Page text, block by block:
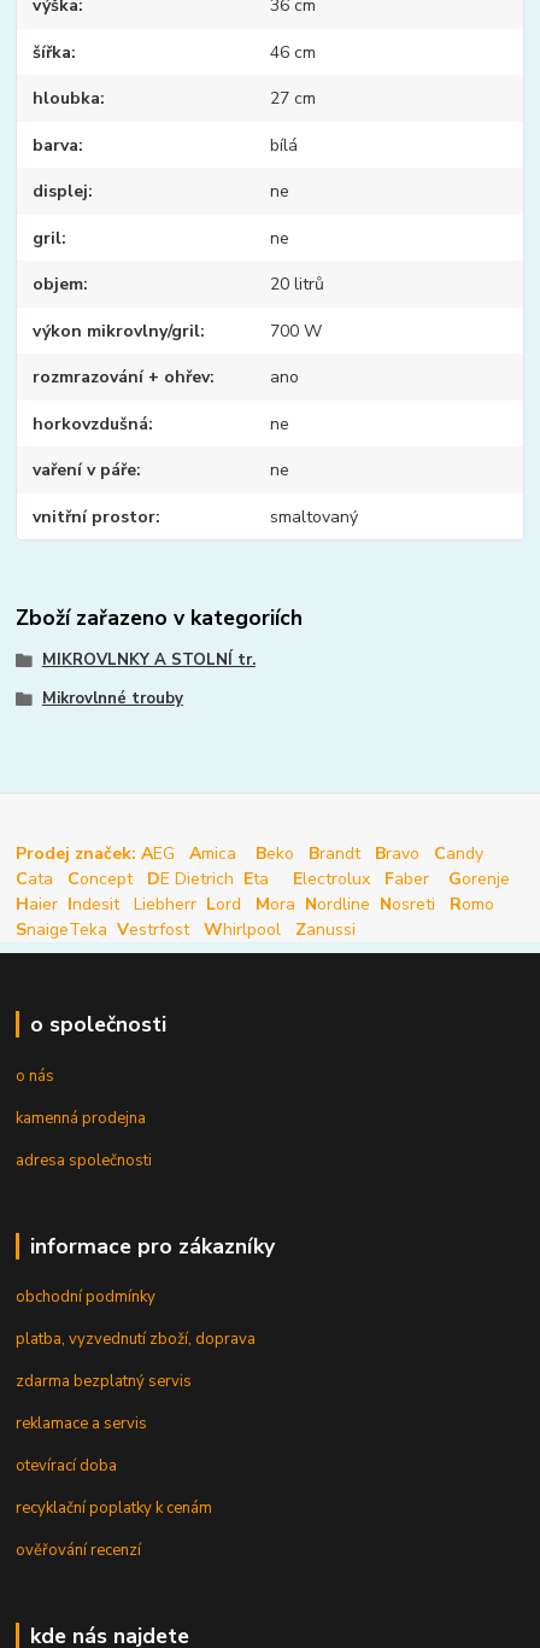
výška 36 cm
šířka 46 cm
hloubka 27 cm
barva bílá
displej ne
gril ne
objem 20 litrů
výkon mikrovlny/gril 700 W
rozmrazování + ohřev ano
horkovzdušná ne
vaření v páře ne
vnitřní prostor smaltovaný
Zboží zařazeno v kategoriích
MIKROVLNKY A STOLNÍ tr.
Mikrovlnné trouby
Prodej značek: AEG Amica Beko Brandt Bravo Candy
Cata Concept DE Dietrich Eta Electrolux Faber Gorenje
Haier Indesit Liebherr Lord Mora Nordline Nosreti Romo
SnaigeTeka Vestrfost Whirlpool Zanussi
o společnosti
o nás
kamenná prodejna
adresa společnosti
informace pro zákazníky
obchodní podmínky
platba, vyzvednutí zboží, doprava
zdarma bezplatný servis
reklamace a servis
otevírací doba
recyklační poplatky k cenám
ověřování recenzí
kde nás najdete